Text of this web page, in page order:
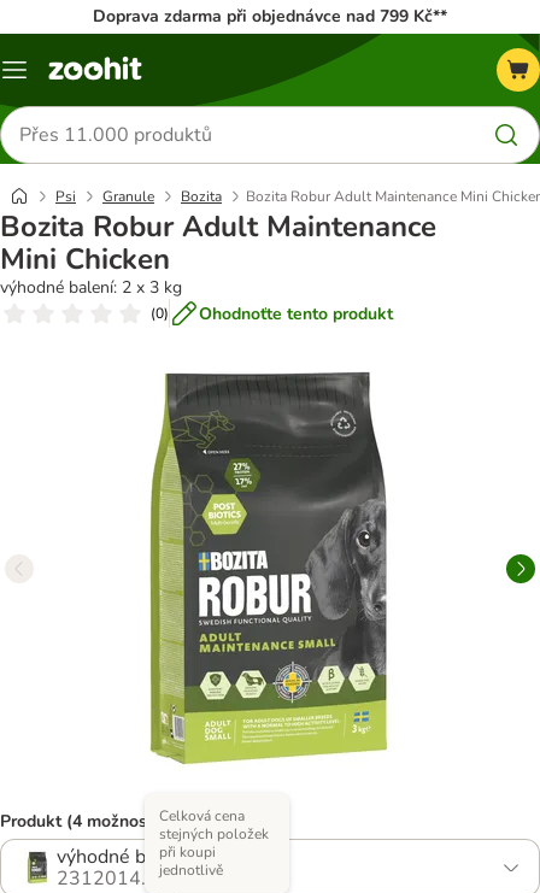
Doprava zdarma při objednávce nad 799 Kč**
Menu
Hledat
produkty
Psi Granule Bozita Bozita Robur Adult Maintenance Mini
Bozita Robur Adult Maintenance
Mini Chicken
výhodné balení: 2 x 3 kg
(0) Ohodnoťte tento produkt
Produkt (4 možností)
výhodné balení: 2 x 3 kg
2312014.2
Celková cena
stejných položek
při koupi
jednotlivě